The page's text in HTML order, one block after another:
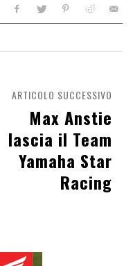
ARTICOLO SUCCESSIVO
Max Anstie
lascia il Team
Yamaha Star
Racing